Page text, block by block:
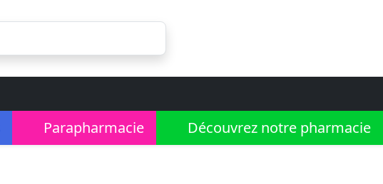
Parapharmacie Découvrez notre pharmacie